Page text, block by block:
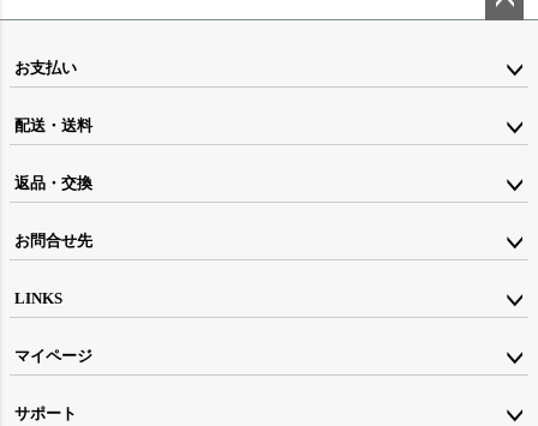
ジト
お支払い
配送・送料
返品・交換
お問合せ先
LINKS
マイページ
サポート